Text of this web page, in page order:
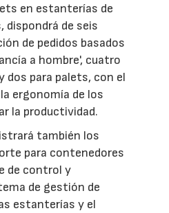
en estanterías de
dispondrá de seis
de pedidos basados
a hombre', cuatro
dos para palets, con el
ergonomía de los
la productividad.
también los
para contenedores
de control y
de gestión de
estanterías y el